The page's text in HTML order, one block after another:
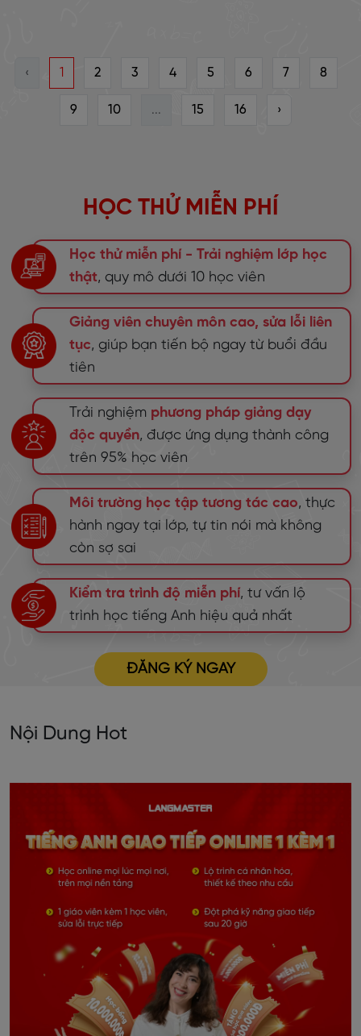
‹ 1 2 3 4 5 6 7 8
9 10 ... 15 16 ›
HỌC THỬ MIỄN PHÍ
Học thử miễn phí - Trải nghiệm lớp học
thật, quy mô dưới 10 học viên
Giảng viên chuyên môn cao, sửa lỗi liên
tục, giúp bạn tiến bộ ngay từ buổi đầu
tiên
Trải nghiệm phương pháp giảng dạy
độc quyền, được ứng dụng thành công
trên 95% học viên
Môi trường học tập tương tác cao, thực
hành ngay tại lớp, tự tin nói mà không
còn sợ sai
Kiểm tra trình độ miễn phí, tư vấn lộ
trình học tiếng Anh hiệu quả nhất
ĐĂNG KÝ NGAY
Nội Dung Hot